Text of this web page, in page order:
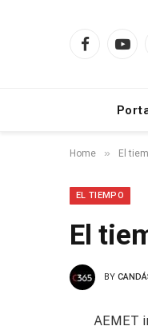
Facebook
Home » El
EL TIEMPO
El
BY
AEMET